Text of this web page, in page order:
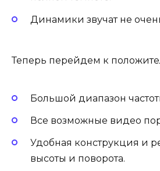
Динамики звучат не
Теперь перейдем к
Большой диапазон
Все возможные видео
Удобная конструкция и
высоты и поворота.